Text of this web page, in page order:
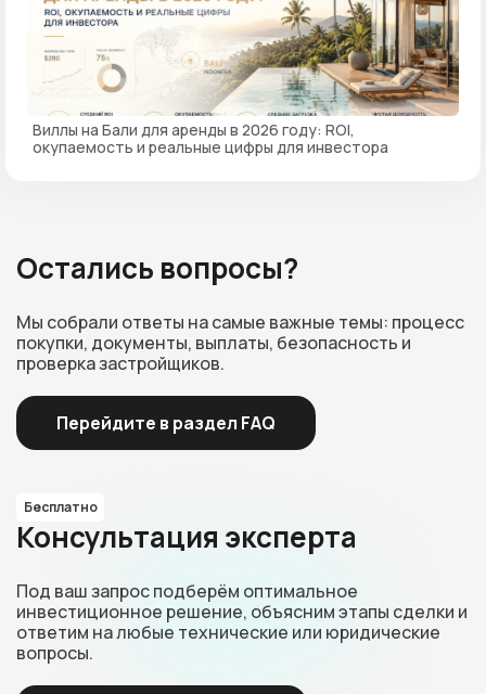
Виллы на Бали для аренды в 2026 году: ROI,
окупаемость и реальные цифры для инвестора
Остались вопросы?
Мы собрали ответы на самые важные темы: процесс
покупки, документы, выплаты, безопасность и
проверка застройщиков.
Перейдите в раздел FAQ
Бесплатно
Консультация эксперта
Под ваш запрос подберём оптимальное
инвестиционное решение, объясним этапы сделки и
ответим на любые технические или юридические
вопросы.